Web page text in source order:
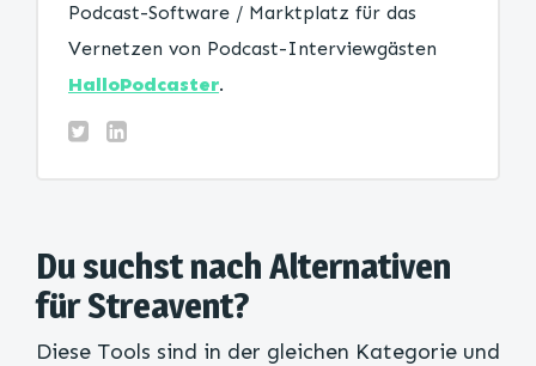
Podcast-Software / Marktplatz für das
Vernetzen von Podcast-Interviewgästen
HalloPodcaster.
Du suchst nach Alternativen
für Streavent?
Diese Tools sind in der gleichen Kategorie und